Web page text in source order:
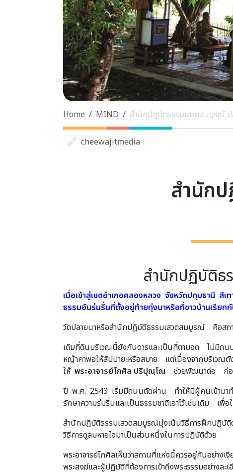
Home MIND สำนักปฏิบัติธรรมเสวตสมบูรณ์ ป
cheewajitmedia
สำนัก
สำนักปฏิบัติธ
เมื่อเข้าสู่เขตอำเภอคลองหลวง จังหวัดปทุมธานี
ธรรมอันร่มรื่นที่ตั้งอยู่ท้ายทุ่งนาหรือที่ชาวบ้านเรียก
วัดปลายนาหรือสำนักปฏิบัติธรรมเสวตสมบูรณ์ คือส
เดิมที่ดินบริเวณนี้ยังกันดารและเป็นที่ตาบอด ไม่มีถน
หญ้าคาพอให้สัปปายะหรือสบาย แต่เนื่องจากบริเว
ให้ พระอาจารย์โกศิล ปริปุณฺโณ ช่วยพัฒนาต่อ ก่อ
ปี พ.ศ. 2543 เริ่มมีถนนตัดผ่าน ทำให้มีผู้คนเข้ามา
รักษาความร่มรื่นและเป็นธรรมชาติเอาไว้เช่นเดิม เพื่
สำนักปฏิบัติธรรมเสวตสมบูรณ์มุ่งเน้นวิธีการฝึกปฏิบัติ
วิธีการดูลมหายใจมาเป็นส่วนหนึ่งในการปฏิบัติด้วย
พระอาจารย์โกศิลเห็นว่าสถานที่แห่งนี้ควรอยู่กันอย่า
พระสงฆ์และผู้ปฏิบัติที่ต้องการเข้าถึงพระธรรมอย่าง